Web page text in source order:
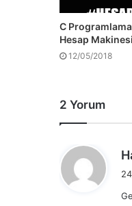
C
Hesap Makinesi
12/05/2018
2 Yorum